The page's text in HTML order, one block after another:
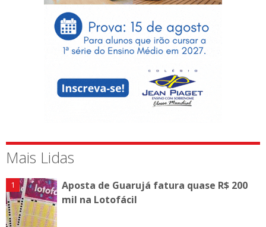
Mais Lidas
Aposta de Guarujá fatura quase R$ 200
mil na Lotofácil